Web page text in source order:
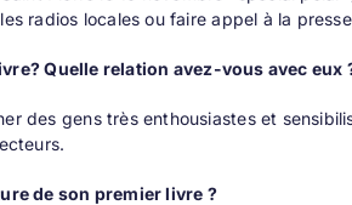
radios locales ou faire appel à la
Quelle relation avez-vous avec eux
des gens très enthousiastes et
de son premier livre ?